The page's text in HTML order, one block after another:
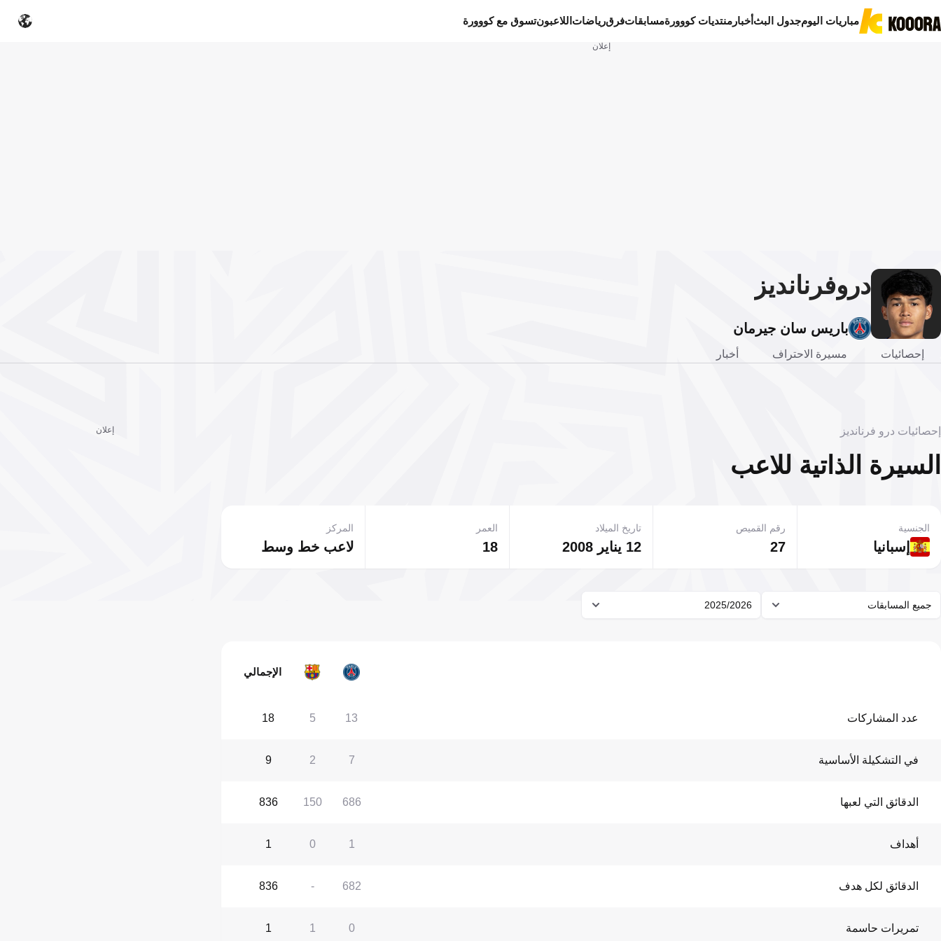
مباريات اليومجدول البثأخبار منتديات كووورةمسابقاتفرقرياضات اللاعبونتسوق مع كووورة
إعلان
دروفرنانديز
باريس سان جيرمان
إحصائيات مسيرة الاحتراف أخبار
إحصائيات درو فرنانديز
السيرة الذاتية للاعب
إسبانيا
الجنسية
27
رقم القميص
12 يناير 2008
تاريخ الميلاد
18
العمر
لاعب خط وسط
المركز
جميع المسابقات 2025/2026
الإجمالي
عدد المشاركات 13
5
18
في التشكيلة الأساسية 7
2
9
الدقائق التي لعبها 686
150
836
أهداف 1
0
1
الدقائق لكل هدف 682
-
836
تمريرات حاسمة 0
1
1
إعلان